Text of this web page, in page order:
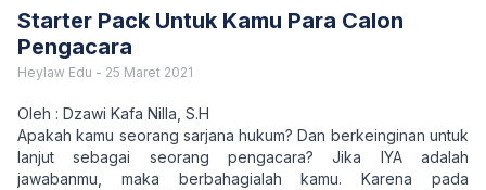
Starter Pack Untuk Kamu Para Calon
Pengacara
Heylaw Edu - 25 Maret 2021
Oleh : Dzawi Kafa Nilla, S.H
Apakah kamu seorang sarjana hukum? Dan berkeinginan untuk
lanjut sebagai seorang pengacara? Jika IYA adalah
jawabanmu, maka berbahagialah kamu. Karena pada